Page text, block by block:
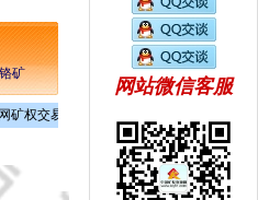
矿
矿权交易频道汇集全球海量的矿权转让，
网站微信客服